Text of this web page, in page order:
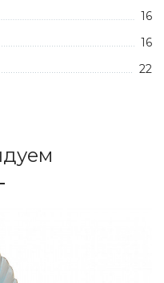
16
16
22